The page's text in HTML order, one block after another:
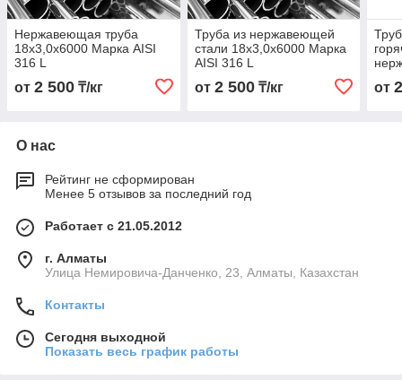
Нержавеющая труба
18х3,0х6000 Марка AISI
316 L
от 2 500 ₸/кг
Труба из нержавеющей
стали 18х3,0х6000 Марка
AISI 316 L
от 2 500₸/кг
316
от
О нас
Рейтинг не сформирован
Менее 5 отзывов за последний год
Работает с 21.05.2012
г. Алматы
Улица Немировича-Данченко, 23, Алматы, Казахстан
Контакты
Сегодня выходной
Показать весь график работы